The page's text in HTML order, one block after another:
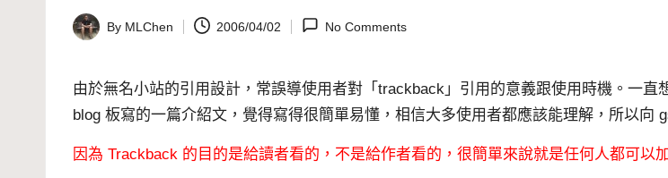
Posted
By MLChen 2006/04/02 No Comments
由於無名小站的引用設計，常誤導使用者對「trackback」引用的意義跟使用時機。一
blog 板寫的一篇介紹文，覺得寫得很簡單易懂，相信大多使用者都應該能理解，所以向
因為 Trackback 的目的是給讀者看的，不是給作者看的，很簡單來說就是任何人都可以